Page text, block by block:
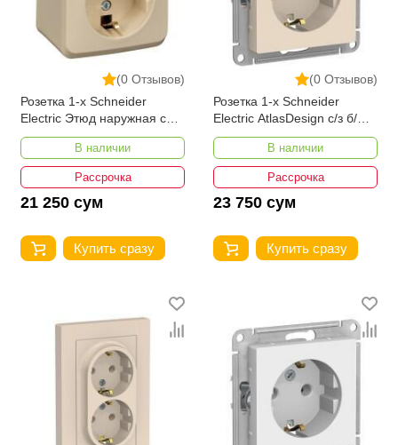
(0 Отзывов)
Розетка 1-х Schneider
Electric Этюд наружная с
заземлением без шторок
16А 250В бежевая
В наличии
Рассрочка
21 250 сум
Купить сразу
(0 Отзывов)
Розетка 1-х Schneider
Electric AtlasDesign с/з б/ш
бежевая ATN000243
В наличии
Рассрочка
23 750 сум
Купить сразу